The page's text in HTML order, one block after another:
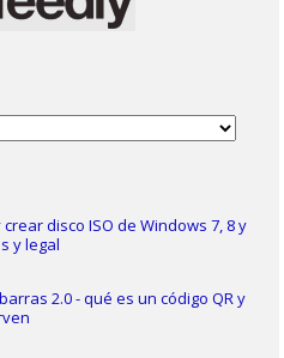
disco ISO de Windows 7, 8 y
y legal
2.0 - qué es un código QR y